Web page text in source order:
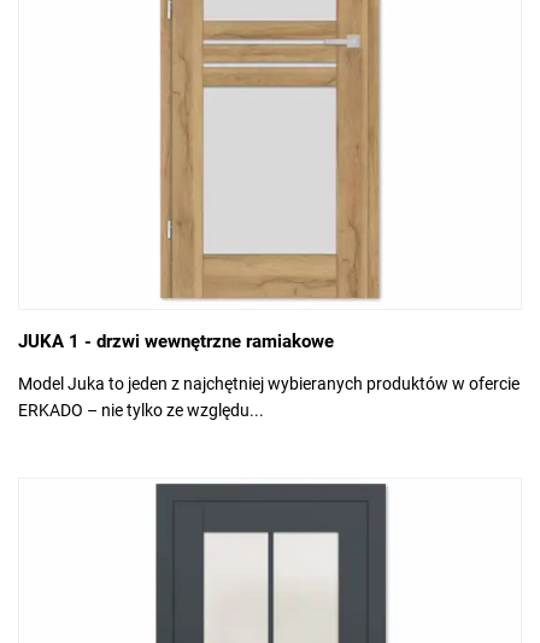
JUKA 1 - drzwi wewnętrzne ramiakowe
Model Juka to jeden z najchętniej wybieranych produktów w ofercie
ERKADO – nie tylko ze względu...